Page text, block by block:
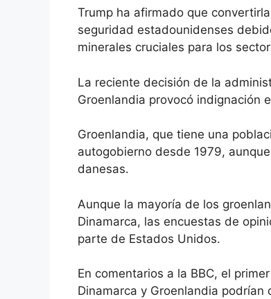
Trump ha afirmado que
seguridad estadounidenses
minerales cruciales para los
La reciente decisión de la
Groenlandia provocó indignación
Groenlandia, que tiene una
autogobierno desde 1979,
danesas.
Aunque la mayoría de los
Dinamarca, las encuestas de
parte de Estados Unidos.
En comentarios a la BBC, el
Dinamarca y Groenlandia